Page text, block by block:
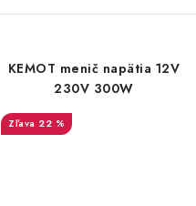
KEMOT menič napätia 12V
230V 300W
22 %